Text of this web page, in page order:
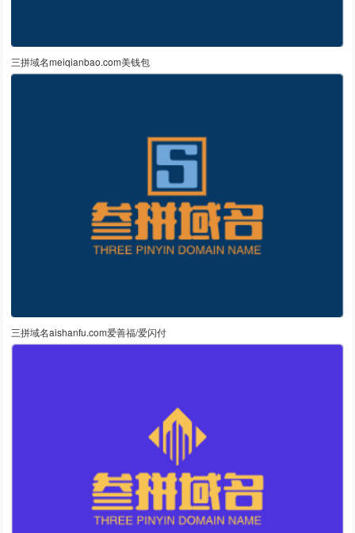
三拼域名meiqianbao.com美钱包
三拼域名aishanfu.com爱善福/爱闪付